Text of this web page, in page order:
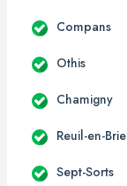
Compans
Othis
Chamigny
Reuil-en-Brie
Sept-Sorts